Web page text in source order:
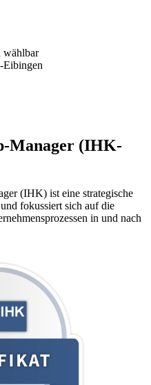
wählbar
Eibingen
Manager (IHK-
(IHK) ist eine strategische
fokussiert sich auf die
in und nach